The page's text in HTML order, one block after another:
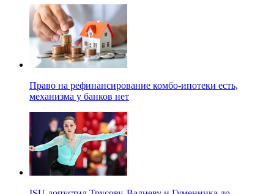
Право на рефинансирование комбо-ипотеки есть,
механизма у банков нет